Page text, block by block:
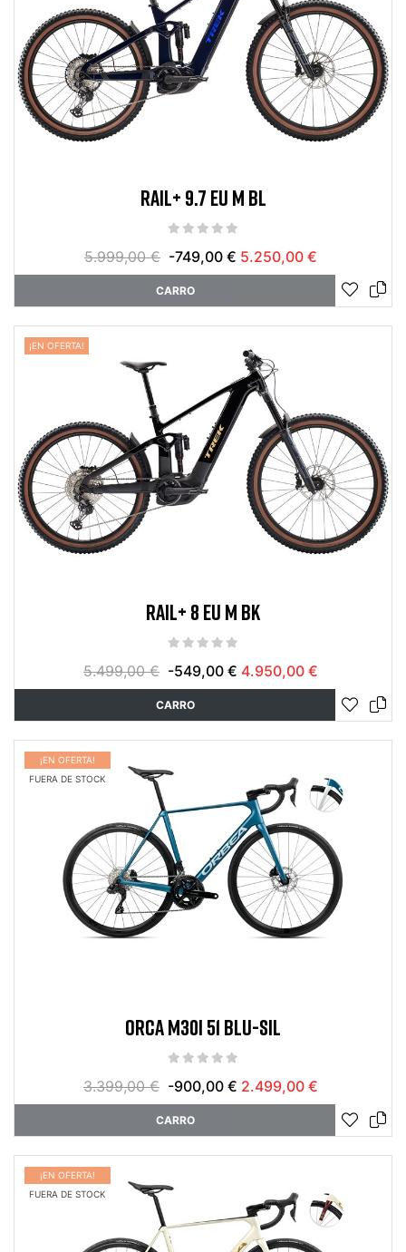
RAIL+ 9.7 EU M BL
5.999,00 € -749,00 € 5.250,00 €
CARRO
¡EN OFERTA!
RAIL+ 8 EU M BK
5.499,00 € -549,00 € 4.950,00 €
CARRO
¡EN OFERTA!
FUERA DE STOCK
ORCA M30I 51 BLU-SIL
3.399,00 € -900,00 € 2.499,00 €
CARRO
¡EN OFERTA!
FUERA DE STOCK